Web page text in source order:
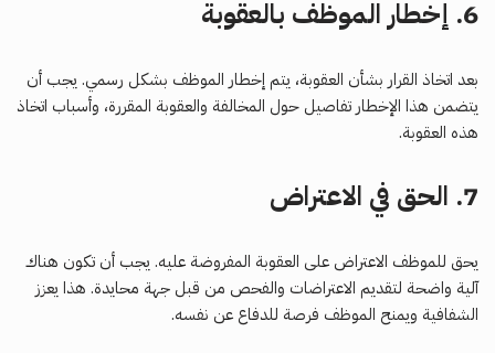
6. إخطار الموظف بالعقوبة
بعد اتخاذ القرار بشأن العقوبة، يتم إخطار الموظف بشكل رسمي. يجب أن
يتضمن هذا الإخطار تفاصيل حول المخالفة والعقوبة المقررة، وأسباب اتخاذ
هذه العقوبة.
7. الحق في الاعتراض
يحق للموظف الاعتراض على العقوبة المفروضة عليه. يجب أن تكون هناك
آلية واضحة لتقديم الاعتراضات والفحص من قبل جهة محايدة. هذا يعزز
الشفافية ويمنح الموظف فرصة للدفاع عن نفسه.